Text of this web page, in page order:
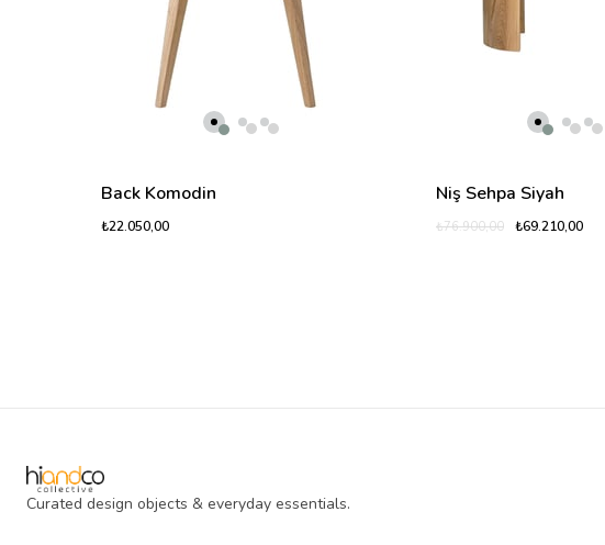
Back Komodin
₺22.050,00
Niş Sehpa Siyah
₺69.210,00
₺76.900,00
Curated design objects & everyday essentials.